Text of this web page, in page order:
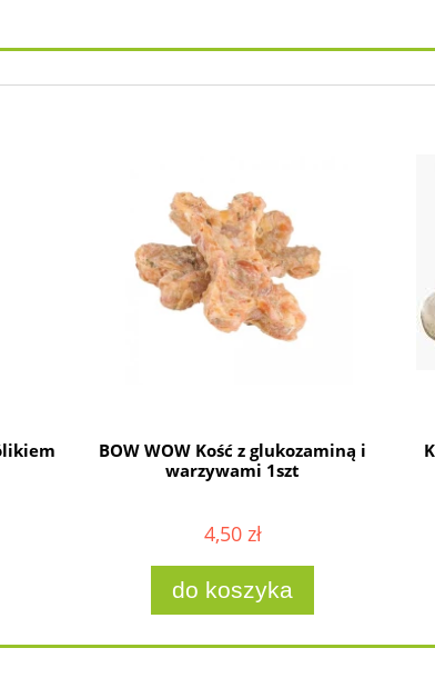
BOW WOW Kość z glukozaminą i
warzywami 1szt
4,50 zł
do koszyka